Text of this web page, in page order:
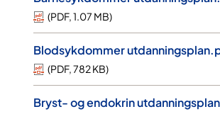
(PDF,1.07 MB)
Blodsykdommer
(PDF,782 KB)
Bryst- og endokrin